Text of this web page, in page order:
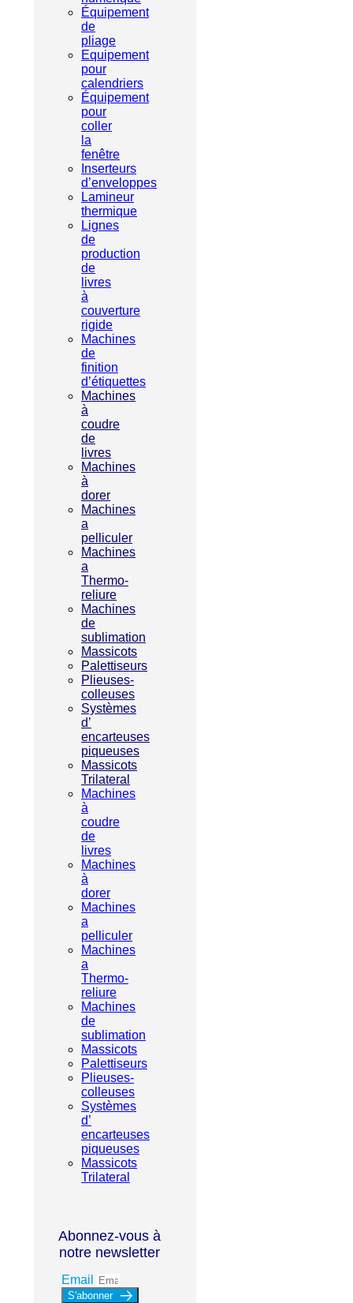
Équipement
de
pliage
Equipement
pour
calendriers
Équipement
pour
coller
la
fenêtre
Inserteurs
d’enveloppes
Lamineur
thermique
Lignes
de
production
de
livres
à
couverture
rigide
Machines
de
finition
d’étiquettes
Machines
à
coudre
de
livres
Machines
à
dorer
Machines
a
pelliculer
Machines
a
Thermo-
reliure
Machines
de
sublimation
Massicots
Palettiseurs
Plieuses-
colleuses
Systèmes
d’
encarteuses
piqueuses
Massicots
Trilateral
Machines
à
coudre
de
livres
Machines
à
dorer
Machines
a
pelliculer
Machines
a
Thermo-
reliure
Machines
de
sublimation
Massicots
Palettiseurs
Plieuses-
colleuses
Systèmes
d’
encarteuses
piqueuses
Massicots
Trilateral
Abonnez-vous à
notre newsletter
Email
S'abonner